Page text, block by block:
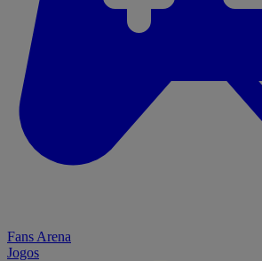
Fans Arena
Jogos